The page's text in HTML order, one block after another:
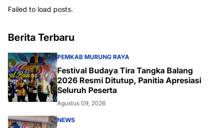
Failed to load posts.
Berita Terbaru
PEMKAB MURUNG RAYA
Festival Budaya Tira Tangka Balang
2026 Resmi Ditutup, Panitia Apresiasi
Seluruh Peserta
Agustus 09, 2026
NEWS